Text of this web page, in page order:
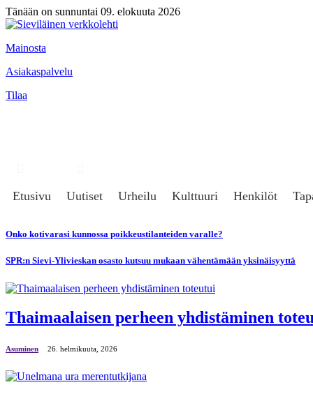
Tänään on sunnuntai 09. elokuuta 2026
Mainosta
Asiakaspalvelu
Tilaa
Etusivu Uutiset Urheilu Kulttuuri Henkilöt
Onko kotivarasi kunnossa poikkeustilanteiden varalle?
SPR:n Sievi-Ylivieskan osasto kutsuu mukaan vähentämään yksinäisyyttä
Thaimaalaisen perheen yhdistäminen
Asuminen 26. helmikuuta, 2026